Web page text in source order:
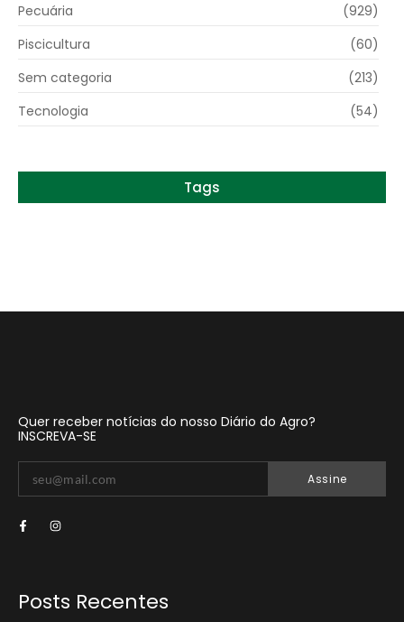
Pecuária
(929)
Piscicultura
(60)
Sem categoria
(213)
Tecnologia
(54)
Tags
Quer receber notícias do nosso Diário do Agro?
INSCREVA-SE
Assine
Posts Recentes